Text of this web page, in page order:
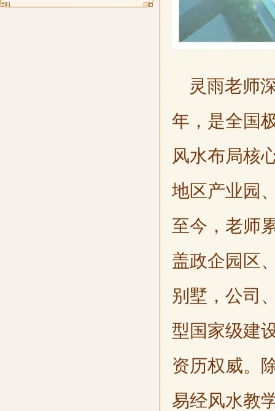
灵雨老师
年，是全国
风水布局核
地区产业园
至今，老师
盖政企园区
别墅，公司
型国家级建
资历权威。
易经风水教